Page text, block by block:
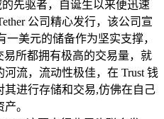
先驱者，自诞生以来便迅速
公司精心发行，该公司宣
一美元的储备作为坚实支撑，
所都拥有极高的交易量，就
流，流动性极佳，在 Trust 钱
其进行存储和交易,仿佛在自己
。